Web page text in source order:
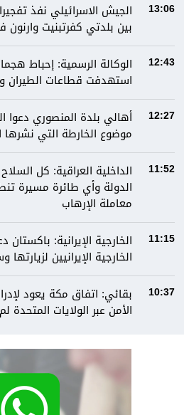
13:06
الجيش الاسرائيلي نفذ
بين بلدتي كفرتبنيت
12:43
الوكالة الرسمية: إحباط
استهدفت قطاعات الطيران
12:27
أهالي بلدة المنصوري دعوا
موضوع الخارطة التي
11:52
الداخلية العراقية: كل
الدولة وأي طائرة مسيرة
معاملة الإرهاب
11:15
الخارجية الإيرانية:
الخارجية الإيرانيين
10:37
بقائي: اتفاق مكة يعود
الأمن عبر الولايات المتحدة